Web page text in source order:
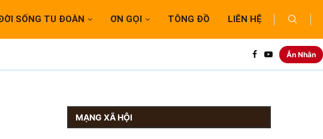
SỐNG TU ĐOÀN ƠN GỌI TÔNG ĐỒ LIÊN HỆ
Ân Nhân
MẠNG XÃ HỘI